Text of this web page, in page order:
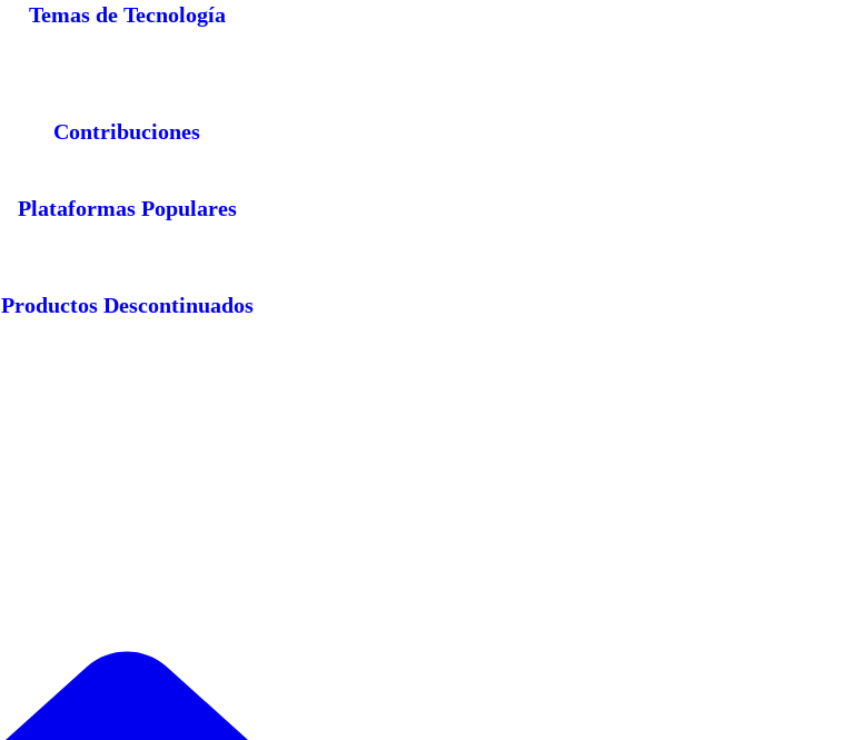
Temas de Tecnología
Contribuciones
Plataformas Populares
Productos Descontinuados